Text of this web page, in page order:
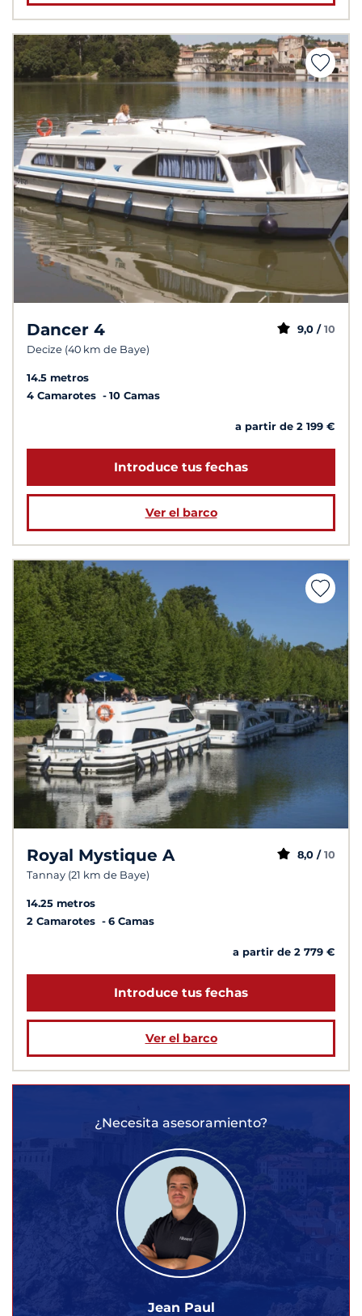
Dancer 4
Decize (40 km de Baye)
9,0 / 10
14.5 metros
4 Camarotes
10 Camas
a partir de 2 199 €
Introduce tus fechas
Ver el barco
Royal Mystique A
Tannay (21 km de Baye)
8,0 / 10
14.25 metros
2 Camarotes
6 Camas
a partir de 2 779 €
Introduce tus fechas
Ver el barco
¿Necesita asesoramiento?
Jean Paul